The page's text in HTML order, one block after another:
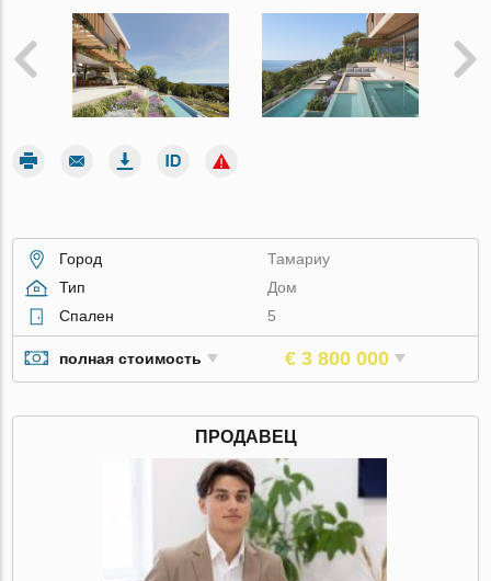
Город
Тамариу
Тип
Дом
Спален
5
полная стоимость € 3 800 000
ПРОДАВЕЦ